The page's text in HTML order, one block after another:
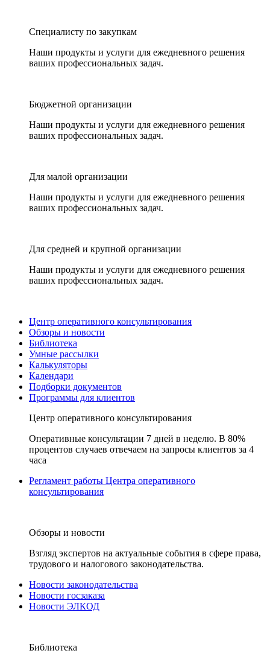
Специалисту по закупкам
Наши продукты и услуги для ежедневного решения
ваших профессиональных задач.
Бюджетной организации
Наши продукты и услуги для ежедневного решения
ваших профессиональных задач.
Для малой организации
Наши продукты и услуги для ежедневного решения
ваших профессиональных задач.
Для средней и крупной организации
Наши продукты и услуги для ежедневного решения
ваших профессиональных задач.
Центр оперативного консультирования
Обзоры и новости
Библиотека
Умные рассылки
Калькуляторы
Календари
Подборки документов
Программы для клиентов
Центр оперативного консультирования
Оперативные консультации 7 дней в неделю. В 80%
процентов случаев отвечаем на запросы клиентов за 4
часа
Регламент работы Центра оперативного
консультирования
Обзоры и новости
Взгляд экспертов на актуальные события в сфере права,
трудового и налогового законодательства.
Новости законодательства
Новости госзаказа
Новости ЭЛКОД
Библиотека